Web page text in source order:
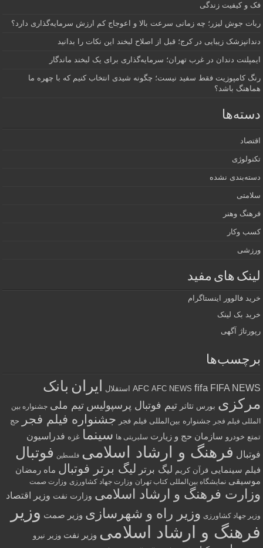
فک و کیفیت زندگی
ربات جوش لیزر؛ چه زمانی سرعت بالا و اعوجاج کم ارزش سرمایه‌گذاری دارد؟
دندانپزشک زیبایی در کرج؛ قبل از اصلاح لبخند این نکات را بدانید
ایمپلنت دندان در غرب تهران؛ سرمایه‌گذاری برای یک لبخند ماندگار
رنگ کامپوزیت فقط سفید نیست؛ چگونه شیدی انتخاب کنیم که با چهره ما
هماهنگ باشد؟
دسته‌ها
اقتصاد
تکنولوژی
دسته‌بندی نشده
سلامتی
فرهنگ وهنر
کسب وکار
ورزشی
لینک های مفید
خرید فالوور اینستاگرام
خرید بک لینک
رپورتاژ آگهی
برچسب‌ها
AFC AFC NEWS fifa FIFA NEWS استقلال ایران بانک
مرکزی بورس تئاتر تیم فوتبال پرسپولیس تیم ملی جشنواره بین
المللی فیلم فجر جشنواره بین‌المللی فیلم فجر جشنواره فیلم فجر
حج
تمتع خودرو سازمان حج و زیارت سلبریتی ها سینما غزه فدراسیون
فوتبال فرهنگ و ارشاد اسلامی فلسطین فوتبال
فیلم سینمایی قرآن کریم لیگ برتر لیگ برتر فوتبال ماه رمضان
موسیقی نمایشگاه بین‌المللی کتاب تهران وزارت جهاد کشاورزی وزارت صمت
وزارت فرهنگ و ارشاد اسلامی وزارت نفت وزیر اقتصاد
وزیر جهاد کشاورزی وزیر راه و شهرسازی وزیر صمت وزیر
فرهنگ و ارشاد اسلامی وزیر نفت وزیر نیرو